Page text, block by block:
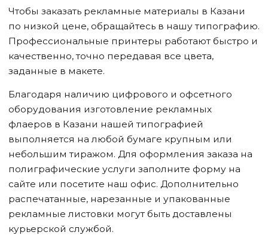
Чтобы заказать рекламные материалы в Казани
по низкой цене, обращайтесь в нашу типографию.
Профессиональные принтеры работают быстро и
качественно, точно передавая все цвета,
заданные в макете.
Благодаря наличию цифрового и офсетного
оборудования изготовление рекламных
флаеров в Казани нашей типографией
выполняется на любой бумаге крупным или
небольшим тиражом. Для оформления заказа на
полиграфические услуги заполните форму на
сайте или посетите наш офис. Дополнительно
распечатанные, нарезанные и упакованные
рекламные листовки могут быть доставлены
курьерской службой.